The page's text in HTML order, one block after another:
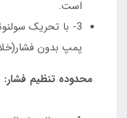
است.
پمپ بدون
محدوده تنظیم فشار: